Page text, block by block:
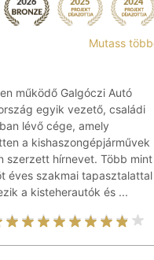
Mutass
működő Galgóczi Autó
egyik vezető, családi
lévő cége, amely
a kishaszongépjárművek
szerzett hírnevet. Több mint
éves szakmai tapasztalattal
a kisteherautók és ...